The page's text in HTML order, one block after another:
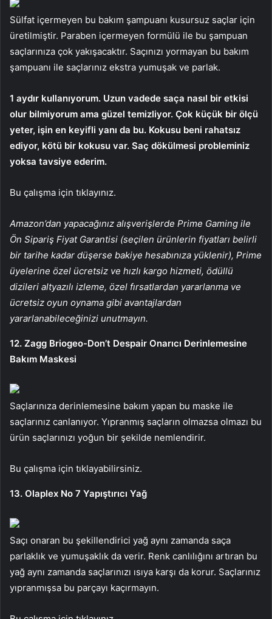
Sülfat içermeyen bu bakım şampuanı kusursuz saçlar için
üretilmiştir. Paraben içermeyen formülü ile bu şampuan
saçlarınıza çok yakışacaktır. Saçınızı yormayan bu bakım
şampuanı ile saçlarınız ekstra yumuşak ve parlak.
1 aydır kullanıyorum. Uzun vadede saça nasıl bir etkisi
olur bilmiyorum ama güzel temizliyor. Çok küçük bir ölçü
yeter, işin en keyifli yanı da bu. Kokusu beni rahatsız
ediyor, kötü bir kokusu var. Saç dökülmesi probleminiz
yoksa tavsiye ederim.
Bu çalışma için tıklayınız.
Amazon’dan yapacağınız alışverişlerde Prime Gaming ile
Ön Sipariş Fiyat Garantisi (seçilen ürünlerin fiyatları belirli
bir tarihe kadar düşerse bakiye hesabınıza yüklenir), Prime
üyelerine özel ücretsiz ve hızlı kargo hizmeti, ödüllü
dizileri altyazılı izleme, özel fırsatlardan yararlanma ve
ücretsiz oyun oynama gibi avantajlardan
yararlanabileceğinizi unutmayın.
12. Zagg Briogeo-Don’t Despair Onarıcı Derinlemesine
Bakım Maskesi
Saçlarınıza derinlemesine bakım yapan bu maske ile
saçlarınız canlanıyor. Yıpranmış saçların olmazsa olmazı bu
ürün saçlarınızı yoğun bir şekilde nemlendirir.
Bu çalışma için tıklayabilirsiniz.
13. Olaplex No 7 Yapıştırıcı Yağ
Saçı onaran bu şekillendirici yağ aynı zamanda saça
parlaklık ve yumuşaklık da verir. Renk canlılığını artıran bu
yağ aynı zamanda saçlarınızı ısıya karşı da korur. Saçlarınız
yıpranmışsa bu parçayı kaçırmayın.